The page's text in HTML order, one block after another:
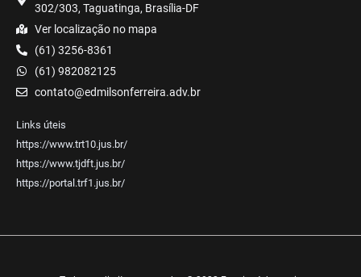
302/303, Taguatinga, Brasília-DF
Ver localização no mapa
(61) 3256-8361
(61) 982082125
contato@edmilsonferreira.adv.br
Links úteis
https://www.trt10.jus.br/
https://www.tjdft.jus.br/
https://portal.trf1.jus.br/